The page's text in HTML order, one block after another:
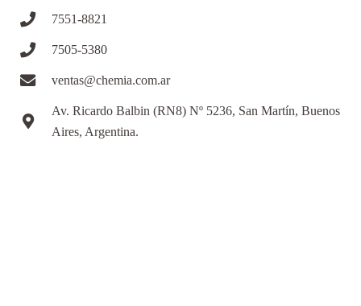
7551-8821
7505-5380
ventas@chemia.com.ar
Av. Ricardo Balbin (RN8) Nº 5236, San Martín, Buenos
Aires, Argentina.